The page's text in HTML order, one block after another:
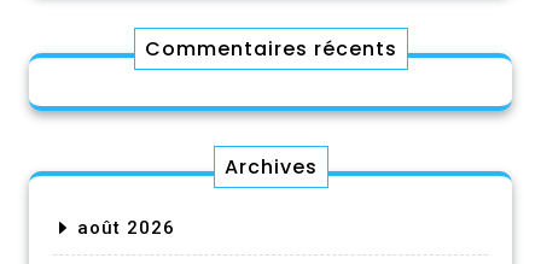
Commentaires récents
Archives
août 2026